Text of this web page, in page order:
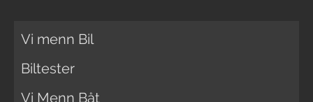
Vi menn Bil
Biltester
Vi Menn Båt